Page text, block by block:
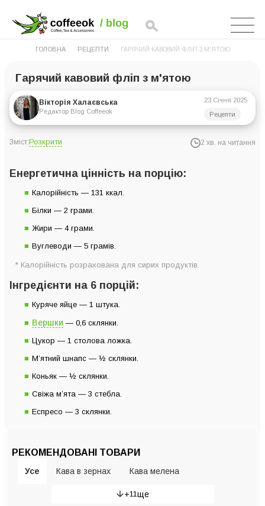
ГОЛОВНА РЕЦЕПТИ ГАРЯЧИЙ КАВОВИЙ ФЛІП З М’ЯТОЮ
Гарячий кавовий фліп з м'ятою
Вікторія Халаєвська
Редактор Blog Coffeeok
23 Січня 2025
Рецепти
Зміст:Розкрити 2 хв. на читання
Інструкція з приготування:
Енергетична цінність на порцію:
Калорійність — 131 ккал.
Білки — 2 грами.
Жири — 4 грами.
Вуглеводи — 5 грамів.
* Калорійність розрахована для сирих продуктів.
Інгредієнти на 6 порцій:
Куряче яйце — 1 штука.
Вершки — 0,6 склянки.
Цукор — 1 столова ложка.
М’ятний шнапс — ½ склянки.
Коньяк — ½ склянки.
Свіжа м’ята — 3 стебла.
Еспресо — 3 склянки.
РЕКОМЕНДОВАНІ ТОВАРИ
Усе Кава в зернах Кава мелена
Рожкові кавоварки
+11 ще